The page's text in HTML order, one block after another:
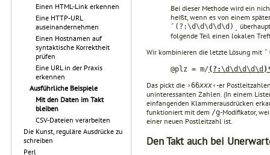
Einen HTML-Link erkennen
Eine HTTP-URL
auseinandernehmen
Einen Hostnamen auf
syntaktische Korrektheit
prüfen
Eine URL in der Praxis
erkennen
Ausführliche Beispiele
Mit den Daten im Takt
bleiben
CSV-Dateien verarbeiten
Die Kunst, reguläre Ausdrücke zu
schreiben
Perl
Bei dieser Methode wird ein
heißt, wenn es von einem
˹(?:\d\d\d\d\d)˼
folgende Teil einen lokalen
Wir kombinieren die letzte Lösung mit
@plz = m/(?:\d\d\d\d\d )
Das pickt die ›66xxx‹-er
uninteressanten Zahlen. (In einem
einfangenden Klammerausdrücken
funktioniert mit dem /g-Modifikator,
einer neuen Postleitzahl ist.
Den Takt auch bei